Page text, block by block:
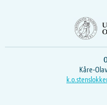
Kåre-